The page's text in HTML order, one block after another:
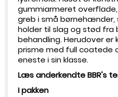
gummiarmeret
greb i små
holder til slag og stød fra
behandling. Herudover er
prisme med full coatede
eneste i sin klasse.
Læs anderkendte BBR's
I pakken